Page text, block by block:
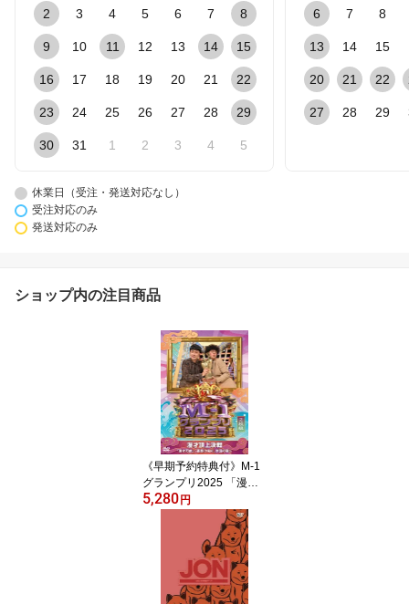
2 3 4 5 6 7 8
9 10 11 12 13 14 15
16 17 18 19 20 21 22
23 24 25 26 27 28 29
30 31 1 2 3 4 5
6 7 8
13 14 15
20 21 22
27 28 29
休業日（受注・発送対応なし）
受注対応のみ
発送対応のみ
ショップ内の注目商品
《早期予約特典付》M-1
グランプリ2025 「漫才
万歳」〜連覇の先に、軟
弱の星〜【予約】
5,280円